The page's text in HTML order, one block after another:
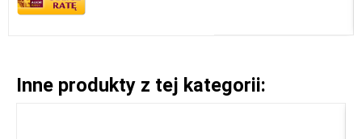
Inne produkty z tej kategorii: